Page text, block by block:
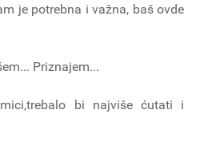
je potrebna i važna, baš ovde
Priznajem...
bi najviše ćutati i